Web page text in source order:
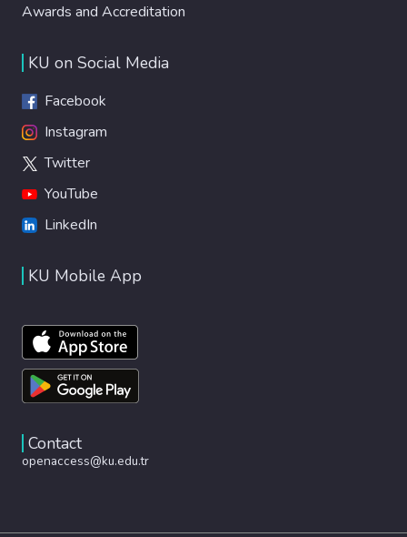
Awards and Accreditation
KU on Social Media
Facebook
Instagram
Twitter
YouTube
LinkedIn
KU Mobile App
Contact
openaccess@ku.edu.tr